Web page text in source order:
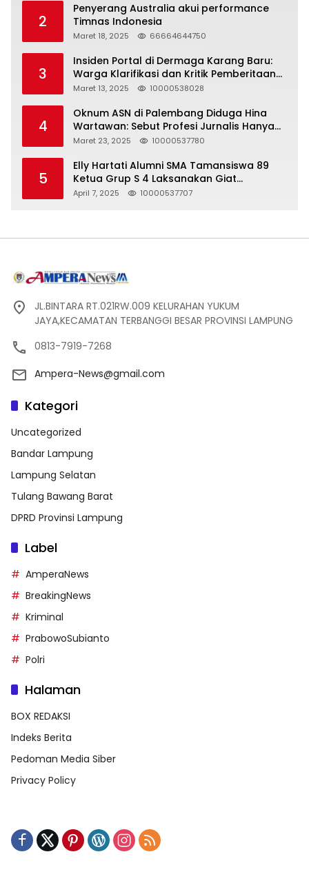
2
Penyerang Australia akui performance
Timnas Indonesia
Maret 18, 2025 66664644750
3
Insiden Portal di Dermaga Karang Baru:
Warga Klarifikasi dan Kritik Pemberitaan
yang Tidak Akurat
Maret 13, 2025 10000538028
4
Oknum ASN di Palembang Diduga Hina
Wartawan: Sebut Profesi Jurnalis Hanya
Seharga 2 Liter Bensin, Berujung Dugaan
Maret 23, 2025 10000537780
5
Elly Hartati Alumni SMA Tamansiswa 89
Ketua Grup S 4 Laksanakan Giat
Silaturahmi
April 7, 2025 10000537707
JL.BINTARA RT.021RW.009 KELURAHAN YUKUM
JAYA,KECAMATAN TERBANGGI BESAR PROVINSI LAMPUNG
0813-7919-7268
Ampera-News@gmail.com
Kategori
Uncategorized
Bandar Lampung
Lampung Selatan
Tulang Bawang Barat
DPRD Provinsi Lampung
Label
AmperaNews
BreakingNews
Kriminal
PrabowoSubianto
Polri
Halaman
BOX REDAKSI
Indeks Berita
Pedoman Media Siber
Privacy Policy